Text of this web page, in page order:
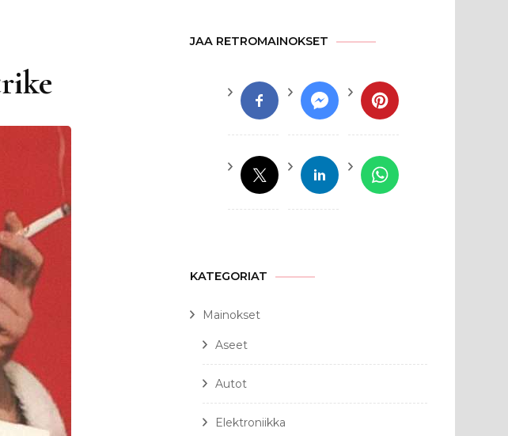
JAA RETROMAINOKSET
KATEGORIAT
Mainokset
Aseet
Autot
Elektroniikka